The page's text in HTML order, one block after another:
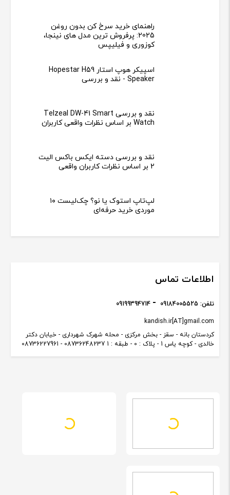
راهنمای خرید سرخ کن بدون روغن
2025: پرفروش ترین مدل های نینجا،
کوزوری و فیلیپس
اسپیکر هوپ استار Hopestar H59
Speaker - نقد و بررسی
نقد و بررسی Telzeal DW-41 Smart
Watch بر اساس نظرات واقعی کاربران
نقد و بررسی دسته ایکس باکس الیت
2 بر اساس نظرات کاربران واقعی
لپ‌تاپ استوک یا نو؟ چک‌لیست ۱۰
موردی خرید حرفه‌ای
اطلاعات تماس
کردستان بانه - سقز - بخش مرکزی - محله شهرک شهرداری - خیابان دکتر
خالدی - کوچه یاس 1 - پلاک : 0 - طبقه : 1 08736248237 - 08736227961
kandish.ir[AT]gmail.com
تلفن: 09184005525
09199394714